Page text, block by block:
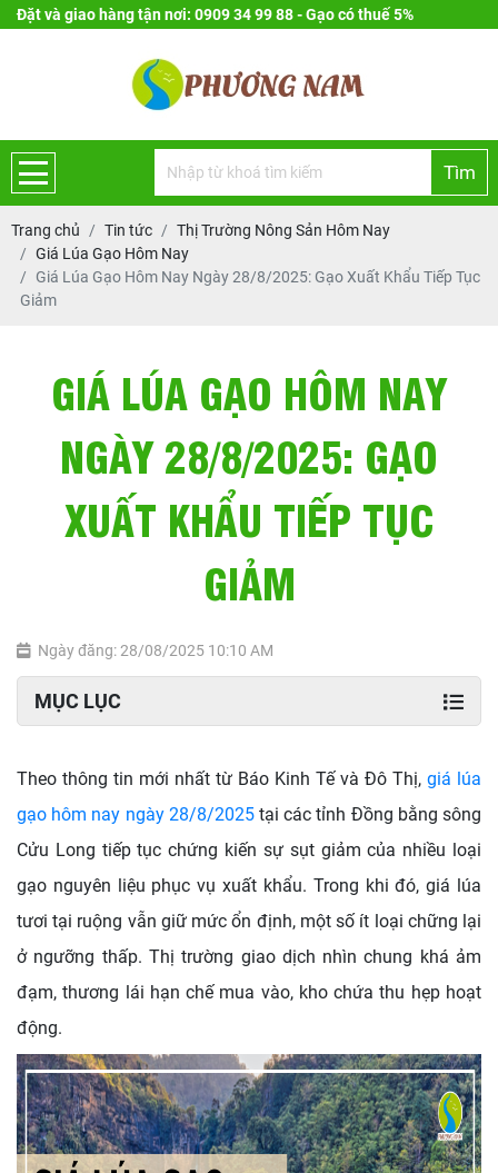
Đặt và giao hàng tận nơi: 0909 34 99 88 - Gạo có thuế 5%
Tìm
Trang chủ Tin tức
Thị Trường Nông Sản Hôm Nay
Giá Lúa Gạo Hôm Nay
Giá Lúa Gạo Hôm Nay Ngày 28/8/2025: Gạo Xuất Khẩu Tiếp Tục
Giảm
GIÁ LÚA GẠO HÔM NAY
NGÀY 28/8/2025: GẠO
XUẤT KHẨU TIẾP TỤC
GIẢM
Ngày đăng: 28/08/2025 10:10 AM
MỤC LỤC
Theo thông tin mới nhất từ Báo Kinh Tế và Đô Thị, giá lúa
gạo hôm nay ngày 28/8/2025tại các tỉnh Đồng bằng sông
Cửu Long tiếp tục chứng kiến sự sụt giảm của nhiều loại
gạo nguyên liệu phục vụ xuất khẩu. Trong khi đó, giá lúa
tươi tại ruộng vẫn giữ mức ổn định, một số ít loại chững lại
ở ngưỡng thấp. Thị trường giao dịch nhìn chung khá ảm
đạm, thương lái hạn chế mua vào, kho chứa thu hẹp hoạt
động.